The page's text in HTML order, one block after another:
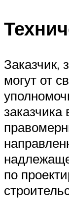
Заказчик,
могут от
по